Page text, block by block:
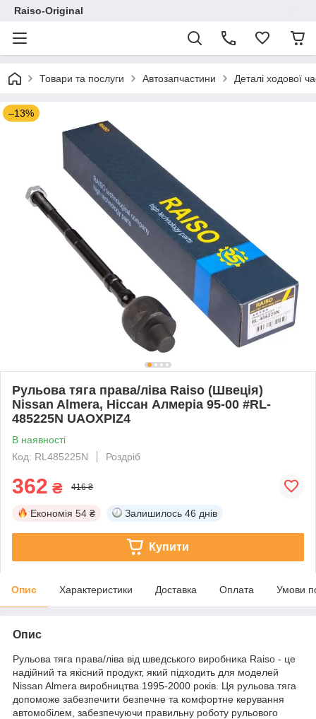
Raiso-Original
Товари та послуги Автозапчастини Деталі ходової
–13%
Рульова тяга права/ліва Raiso (Швеція)
Nissan Almera, Ніссан Алмеріа 95-00 #RL-
485225N UAOXPIZ4
В наявності
Код: RL485225N
Роздріб
362 ₴ 416 ₴
Економія 54 ₴ Залишилось 46 днів
Купити
Опис Характеристики Доставка Оплата Умови
Опис
Рульова тяга права/ліва від шведського виробника Raiso - це
надійний та якісний продукт, який підходить для моделей
Nissan Almera виробництва 1995-2000 років. Ця рульова тяга
допоможе забезпечити безпечне та комфортне керування
автомобілем, забезпечуючи правильну роботу рульового